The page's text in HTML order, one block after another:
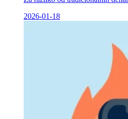
2026-01-18